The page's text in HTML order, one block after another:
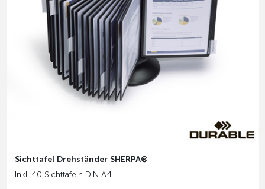
Sichttafel Drehständer SHERPA®
Inkl. 40 Sichttafeln DIN A4